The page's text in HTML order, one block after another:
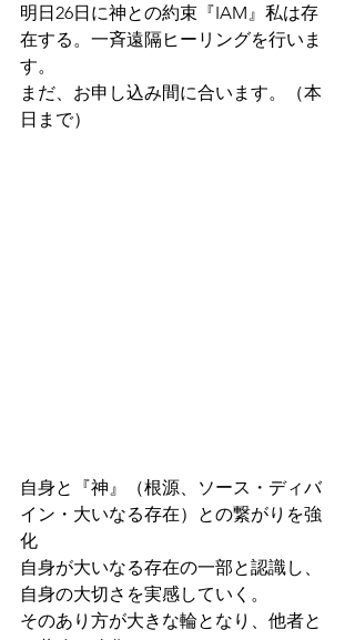
明日26日に神との約束『IAM』私は存
在する。一斉遠隔ヒーリングを行いま
す。
まだ、お申し込み間に合います。（本
日まで）
自身と『神』（根源、ソース・ディバ
イン・大いなる存在）との繋がりを強
化
自身が大いなる存在の一部と認識し、
自身の大切さを実感していく。
そのあり方が大きな輪となり、他者と